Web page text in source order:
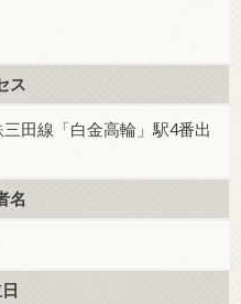
ス
田線「白金高輪」駅4番出
名